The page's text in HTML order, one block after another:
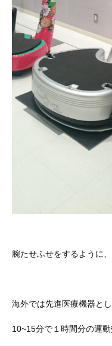
腕たせふせをするように
海外では先進医療機器と
10~15分で１時間分の運動